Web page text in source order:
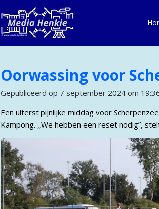
Oorwassing voor
Gepubliceerd op 7 september 2024 om
Een uiterst pijnlijke middag voor
Kampong. ,,We hebben een reset nodig”,